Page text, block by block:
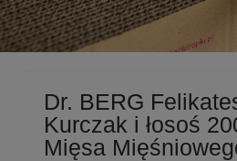
Dr. BERG
Kurczak i łosoś
Mięsa